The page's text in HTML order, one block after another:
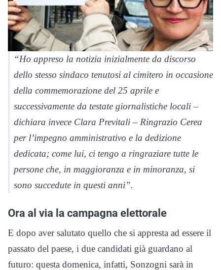
“Ho appreso la notizia inizialmente da discorso
dello stesso sindaco tenutosi al cimitero in occasione
della commemorazione del 25 aprile e
successivamente da testate giornalistiche locali –
dichiara invece Clara Previtali – Ringrazio Cerea
per l’impegno amministrativo e la dedizione
dedicata; come lui, ci tengo a ringraziare tutte le
persone che, in maggioranza e in minoranza, si
sono succedute in questi anni”.
Ora al via la campagna elettorale
E dopo aver salutato quello che si appresta ad essere il
passato del paese, i due candidati già guardano al
futuro: questa domenica, infatti, Sonzogni sarà in